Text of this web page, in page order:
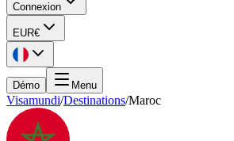
Connexion
EUR€
Démo Menu
Visamundi/Destinations/Maroc